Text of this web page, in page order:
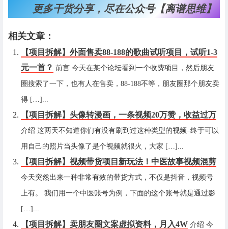
更多干货分享，尽在公众号【离谱思维】
相关文章：
【项目拆解】外面售卖88-188的歌曲试听项目，试听1-3
元一首？ 前言 今天在某个论坛看到一个收费项目，然后朋友
圈搜索了一下，也有人在售卖，88-188不等，朋友圈那个朋友卖
得 […]...
【项目拆解】头像转漫画，一条视频20万赞，收益过万
介绍 这两天不知道你们有没有刷到过这种类型的视频–终于可以
用自己的照片当头像了是个视频就很火，大家 […]...
【项目拆解】视频带货项目新玩法！中医故事视频混剪
今天突然出来一种非常有效的带货方式，不仅是抖音，视频号
上有。 我们用一个中医账号为例，下面的这个账号就是通过影
[…]...
【项目拆解】卖朋友圈文案虚拟资料，月入4W 介绍 今